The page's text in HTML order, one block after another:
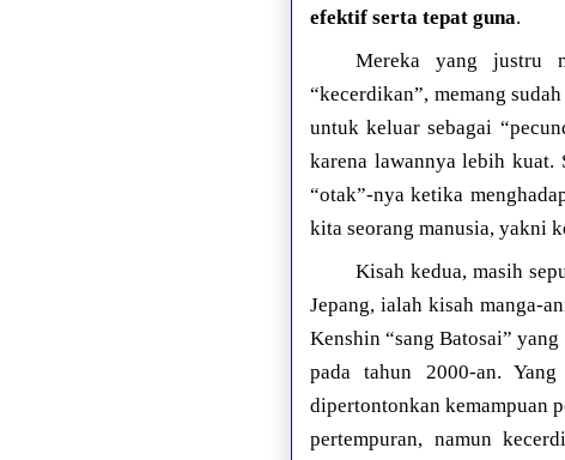
efektif serta tepat guna.
Mereka yang justru
“kecerdikan”, memang
untuk keluar sebagai
karena lawannya lebih kuat.
“otak”-nya ketika
kita seorang manusia, yakni
Kisah kedua, masih
Jepang, ialah kisah manga-
Kenshin “sang Batosai”
pada tahun 2000-an.
dipertontonkan kemampuan
pertempuran, namun